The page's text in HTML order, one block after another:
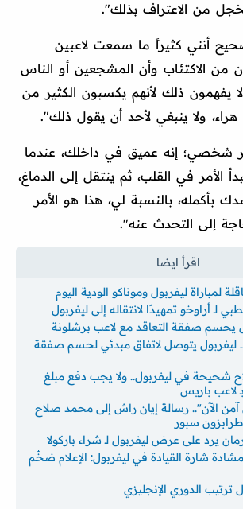
من الاعتراف بذلك".
أنني كثيراً ما سمعت لاعبين
من الاكتئاب وأن المشجعين أو الناس
يفهمون ذلك لأنهم يكسبون الكثير من
هراء، ولا ينبغي لأحد أن يقول ذلك".
شخصي؛ إنه عميق في داخلك، عندما
الأمر في القلب، ثم ينتقل إلى الدماغ،
بالنسبة لي، هذا هو الأمر
إلى التحدث عنه".
لمباراة ليفربول وموناكو الودية اليوم
لـ أراوخو تمهيدًا لانتقاله إلى ليفربول
يحسم صفقة التعاقد مع لاعب برشلونة
ليفربول يتوصل لاتفاق مبدئي لحسم صفقة
شحيحة في ليفربول.. ولا يجب دفع مبلغ
لاعب باريس
الآن".. رسالة إيان راش إلى محمد صلاح
طرابزون سبور
يرد على عرض ليفربول لـ شراء باركولا
شارة القيادة في ليفربول: الإعلام ضخّم
الدوري الإنجليزي